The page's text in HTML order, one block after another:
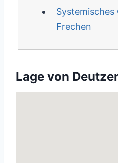
Systemisches
Frechen
Lage von